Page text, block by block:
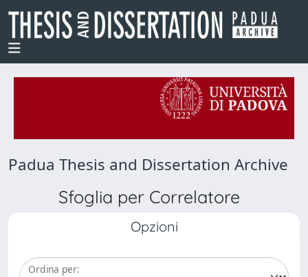
Padua Thesis and Dissertation Archive
Sfoglia per Correlatore
Opzioni
Ordina per: